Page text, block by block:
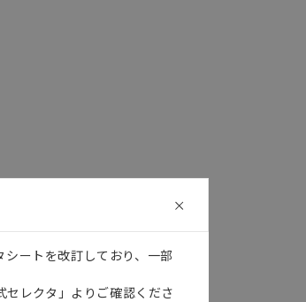
ートを改訂しており、一部
レクタ」よりご確認くださ